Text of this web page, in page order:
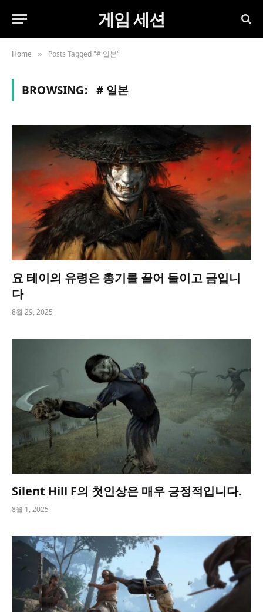
게임 세션
Home » Posts Tagged "# 일본"
BROWSING: # 일본
요 테이의 유령은 총기를 끌어 들이고 금입니
다
8월 29, 2025
Silent Hill F의 첫인상은 매우 긍정적입니다.
8월 1, 2025